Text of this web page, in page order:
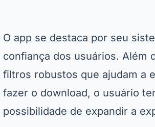
O app se destaca por seu
confiança dos usuários. Além
filtros robustos que ajudam a
fazer o download, o usuário
possibilidade de expandir a